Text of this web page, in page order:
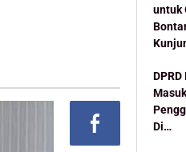
untuk
Di…